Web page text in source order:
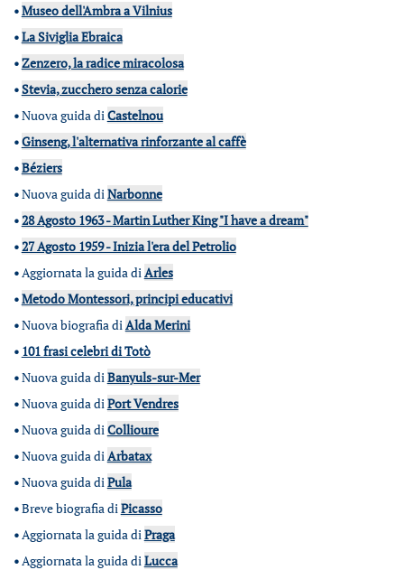
•Museo dell'Ambra a Vilnius
•La Siviglia Ebraica
•Zenzero, la radice miracolosa
•Stevia, zucchero senza calorie
•Nuova guida diCastelnou
•Ginseng, l'alternativa rinforzante al caffè
•Béziers
•Nuova guida diNarbonne
•28 Agosto 1963 - Martin Luther King "I have a dream"
•27 Agosto 1959 - Inizia l'era del Petrolio
•Aggiornata la guida diArles
•Metodo Montessori, principi educativi
•Nuova biografia diAlda Merini
• 101 frasi celebri di Totò
•Nuova guida diBanyuls-sur-Mer
•Nuova guida diPort Vendres
•Nuova guida diCollioure
•Nuova guida diArbatax
•Nuova guida diPula
•Breve biografia diPicasso
•Aggiornata la guida diPraga
•Aggiornata la guida diLucca